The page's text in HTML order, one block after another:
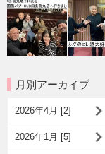
月別アーカイブ
2026年4月 [2]
2026年1月 [5]